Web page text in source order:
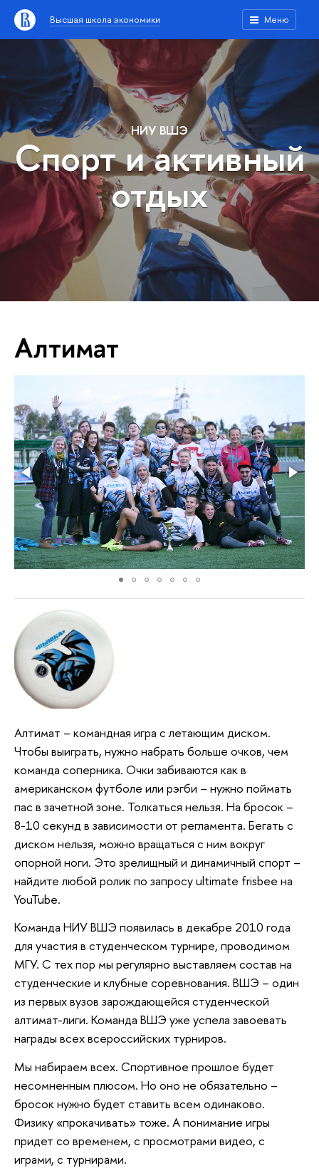
Высшая школа экономики Меню
НИУ ВШЭ
Спорт и активный
отдых
Алтимат
Алтимат – командная игра с летающим диском.
Чтобы выиграть, нужно набрать больше очков, чем
команда соперника. Очки забиваются как в
американском футболе или рэгби – нужно поймать
пас в зачетной зоне. Толкаться нельзя. На бросок –
8-10 секунд в зависимости от регламента. Бегать с
диском нельзя, можно вращаться с ним вокруг
опорной ноги. Это зрелищный и динамичный спорт –
найдите любой ролик по запросу ultimate frisbee на
YouTube.
Команда НИУ ВШЭ появилась в декабре 2010 года
для участия в студенческом турнире, проводимом
МГУ. С тех пор мы регулярно выставляем состав на
студенческие и клубные соревнования. ВШЭ – один
из первых вузов зарождающейся студенческой
алтимат-лиги. Команда ВШЭ уже успела завоевать
награды всех всероссийских турниров.
Мы набираем всех. Спортивное прошлое будет
несомненным плюсом. Но оно не обязательно –
бросок нужно будет ставить всем одинаково.
Физику «прокачивать» тоже. А понимание игры
придет со временем, с просмотрами видео, с
играми, с турнирами.